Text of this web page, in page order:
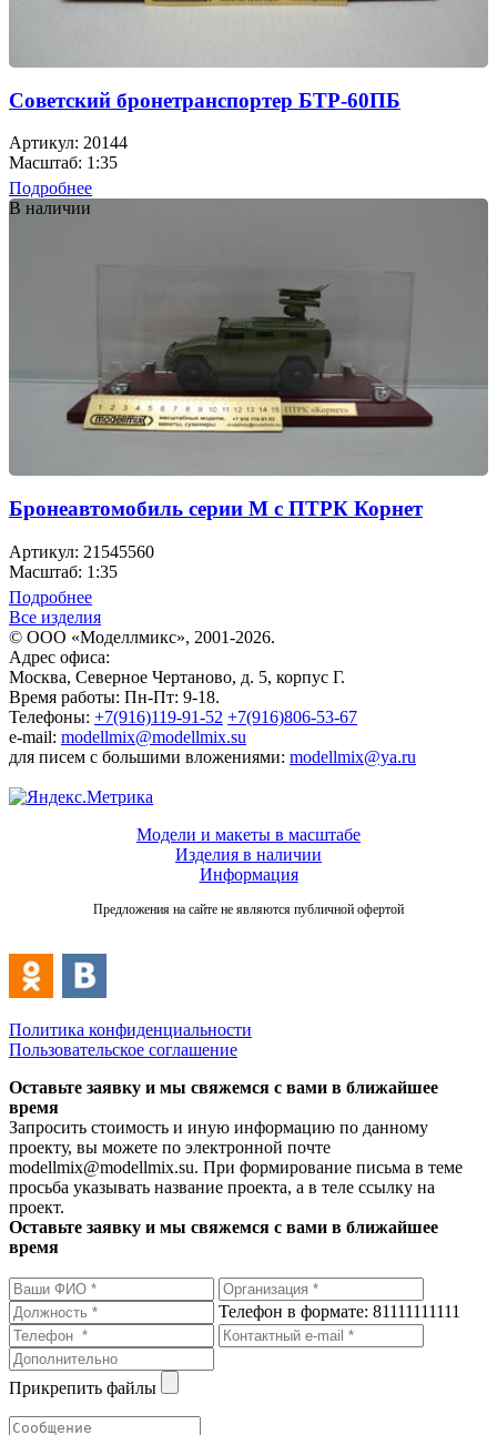
Советский бронетранспортер БТР-60ПБ
Артикул: 20144
Масштаб: 1:35
Подробнее
В наличии
Бронеавтомобиль серии М с ПТРК Корнет
Артикул: 21545560
Масштаб: 1:35
Подробнее
Все изделия
© ООО «Моделлмикс», 2001-2026.
Адрес офиса:
Москва, Северное Чертаново, д. 5, корпус Г.
Время работы: Пн-Пт: 9-18.
Телефоны: +7(916)119-91-52 +7(916)806-53-67
e-mail: modellmix@modellmix.su
для писем с большими вложениями: modellmix@ya.ru
Модели и макеты в масштабе
Изделия в наличии
Информация
Предложения на сайте не являются публичной офертой
Политика конфиденциальности
Пользовательское соглашение
Оставьте заявку и мы свяжемся с вами в ближайшее
время
Запросить стоимость и иную информацию по данному
проекту, вы можете по электронной почте
modellmix@modellmix.su. При формирование письма в теме
просьба указывать название проекта, а в теле ссылку на
проект.
Оставьте заявку и мы свяжемся с вами в ближайшее
время
Телефон в формате: 81111111111
Прикрепить файлы